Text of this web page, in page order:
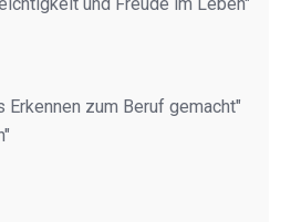
Erkennen zum Beruf gemacht"